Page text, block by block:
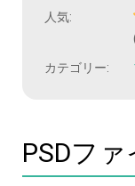
人気:
カテゴリー:
PSDフ